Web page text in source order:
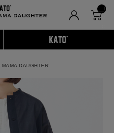
__I
TM
MAMA DAUGHTER